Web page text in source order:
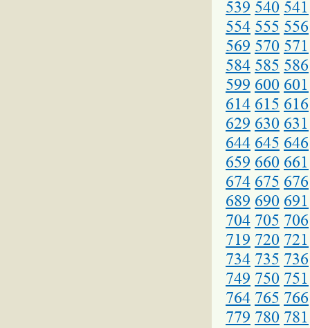
539 540 541
554 555 556
569 570 571
584 585 586
599 600 601
614 615 616
629 630 631
644 645 646
659 660 661
674 675 676
689 690 691
704 705 706
719 720 721
734 735 736
749 750 751
764 765 766
779 780 781